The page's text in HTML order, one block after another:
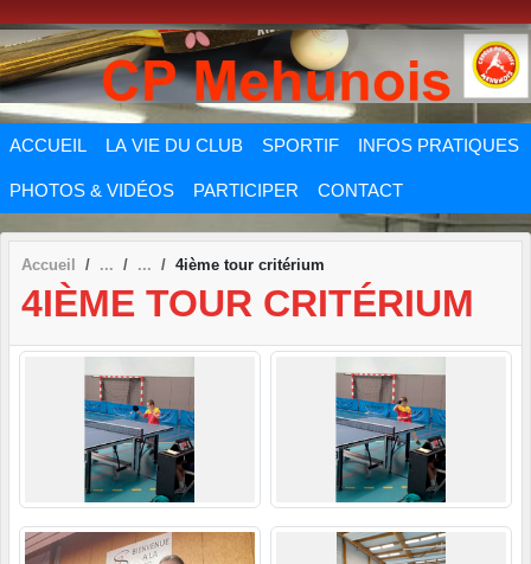
ACCUEIL LA VIE DU CLUB SPORTIF INFOS PRATIQUES
PHOTOS & VIDÉOS PARTICIPER CONTACT
Accueil 4ième tour critérium
4IÈME TOUR CRITÉRIUM